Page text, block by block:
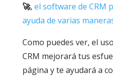
🚀, el software de CRM
ayuda de varias
Como puedes ver, el
CRM mejorará tus
página y te ayudará a